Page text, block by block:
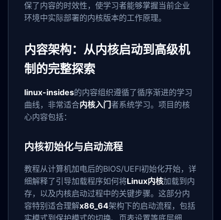
保了内容的时效性，使学习者能够掌握当前企业
环境中实际部署的内核版本的工作原理。
内容架构：从内核启动到高级机
制的完整探索
linux-insides的内容组织遵循了循序渐进的学习
曲线，非常适合内核入门者系统学习。项目的核
心内容包括：
内核初始化与启动流程
教程从计算机加电后的BIOS/UEFI初始化开始，详
细解释了引导加载程序如何将Linux内核加载到内
存，以及内核启动过程中的关键步骤。这部分内
容特别适合理解x86_64架构下的启动流程，包括
实模式到保护模式的切换、页表设置等底层细